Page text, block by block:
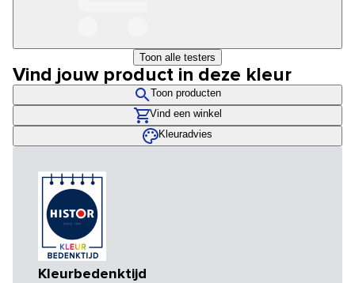
Toon alle testers
Vind jouw product in deze kleur
Toon producten
Vind een winkel
Kleuradvies
Kleurbedenktijd